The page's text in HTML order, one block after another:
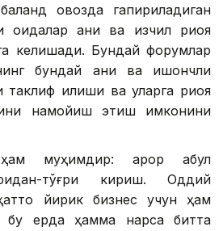
овозда гапириладиган
аниқ ва изчил риоя
келишади. Бундай форумлар
бундай аниқ ва ишончли
таклиф қилиши ва уларга риоя
намойиш этиш имконини
муҳимдир: қарор қабул
тўғри кириш. Оддий
йирик бизнес учун ҳам
бу ерда ҳамма нарса битта